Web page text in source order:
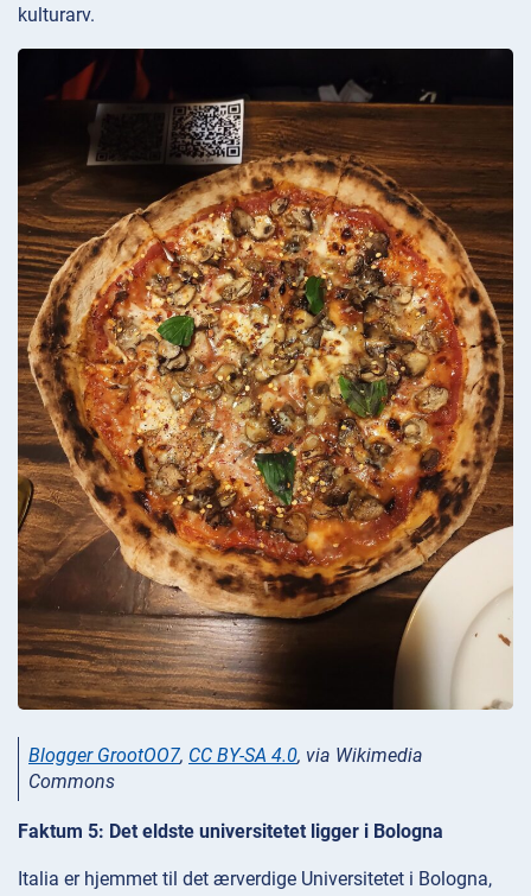
kulturarv.
Blogger GrootOO7, CC BY-SA 4.0, via Wikimedia
Commons
Faktum 5: Det eldste universitetet ligger i Bologna
Italia er hjemmet til det ærverdige Universitetet i Bologna,